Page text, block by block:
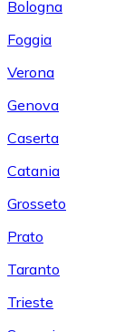
Bologna
Foggia
Verona
Genova
Caserta
Catania
Grosseto
Prato
Taranto
Trieste